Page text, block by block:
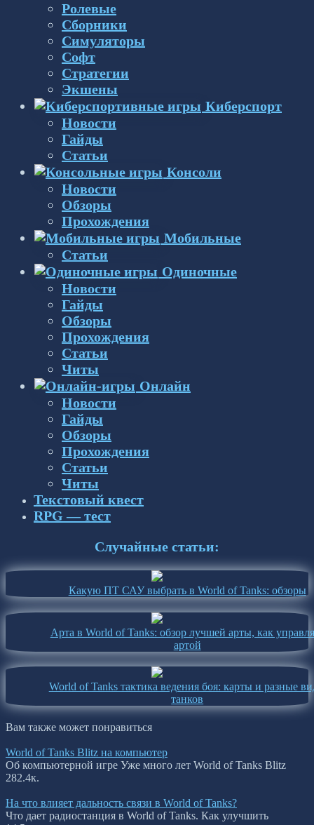
Ролевые
Сборники
Симуляторы
Софт
Стратегии
Экшены
Киберспорт
Новости
Гайды
Статьи
Консоли
Новости
Обзоры
Прохождения
Мобильные
Статьи
Одиночные
Новости
Гайды
Обзоры
Прохождения
Статьи
Читы
Онлайн
Новости
Гайды
Обзоры
Прохождения
Статьи
Читы
Текстовый квест
RPG — тест
Случайные статьи:
Какую ПТ САУ выбрать в World of Tanks: обзоры
Арта в World of Tanks: обзор лучшей арты, как
артой
World of Tanks тактика ведения боя: карты и разные
танков
Вам также может понравиться
World of Tanks Blitz на компьютер
Об компьютерной игре Уже много лет World of Tanks Blitz
282.4к.
На что влияет дальность связи в World of Tanks?
Что дает радиостанция в World of Tanks. Как улучшить